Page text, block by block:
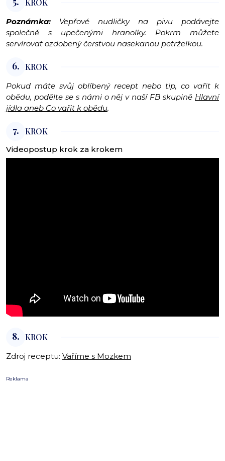
KROK
Poznámka: Vepřové nudličky na pivu podávejte
společně s upečenými hranolky. Pokrm můžete
servírovat ozdobený čerstvou nasekanou petrželkou.
6. KROK
Pokud máte svůj oblíbený recept nebo tip, co vařit k
obědu, podělte se s námi o něj v naší FB skupině Hlavní
jídla aneb Co vařit k obědu.
7. KROK
Videopostup krok za krokem
8. KROK
Zdroj receptu: Vaříme s Mozkem
Reklama